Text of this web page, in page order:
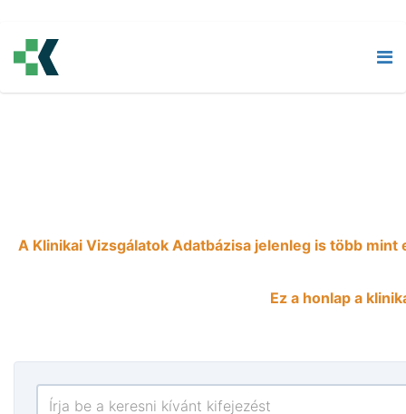
A Klinikai Vizsgálatok Adatbázisa jelenleg is több
Ez a honlap a